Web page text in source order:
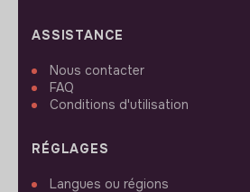
ASSISTANCE
Nous contacter
FAQ
Conditions d'utilisation
RÉGLAGES
Langues ou régions